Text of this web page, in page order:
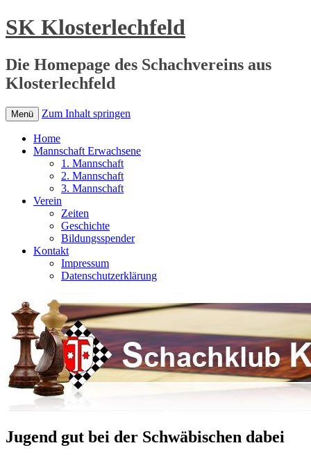
SK Klosterlechfeld
Die Homepage des Schachvereins aus
Klosterlechfeld
Menü Zum Inhalt springen
Home
Mannschaft Erwachsene
1. Mannschaft
2. Mannschaft
3. Mannschaft
Verein
Zeiten
Geschichte
Bildungsspender
Kontakt
Impressum
Datenschutzerklärung
Jugend gut bei der Schwäbischen dabei